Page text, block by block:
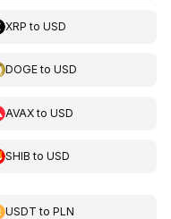
XRP toUSD
DOGEtoUSD
AVAXtoUSD
SHIB toUSD
USDT toPLN